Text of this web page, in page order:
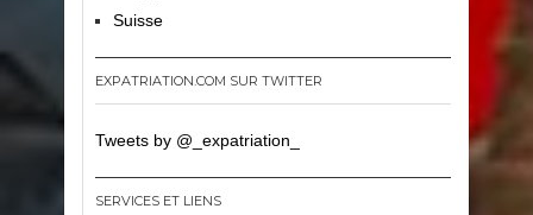
Suisse
EXPATRIATION.COM SUR TWITTER
Tweets by @_expatriation_
SERVICES ET LIENS